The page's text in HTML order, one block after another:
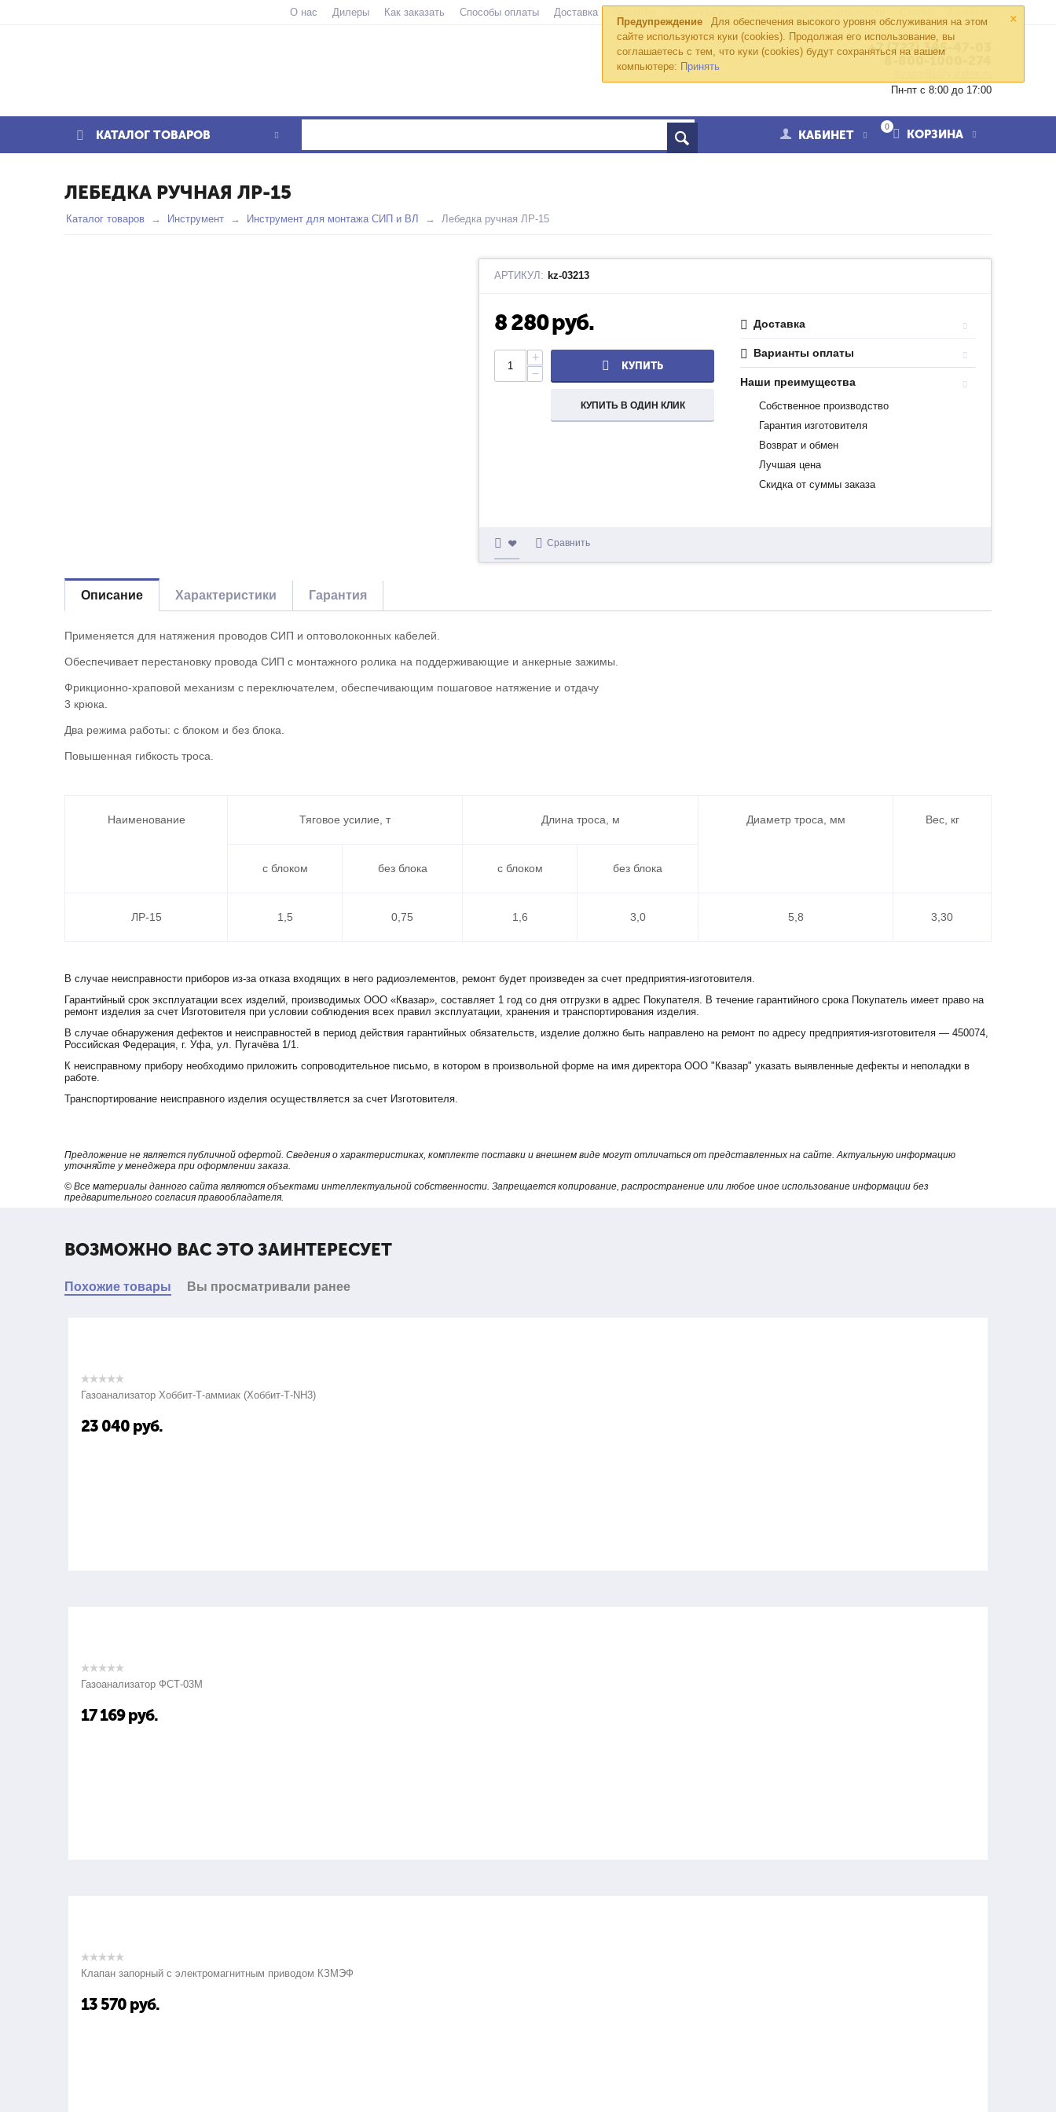
×
Предупреждение
Для обеспечения высокого уровня обслуживания на этом
сайте используются куки (cookies). Продолжая его использование, вы
соглашаетесь с тем, что куки (cookies) будут сохраняться на вашем
компьютере: Принять
О нас Дилеры Как заказать Способы оплаты Доставка
+7 (727) 345-47-03
Пн-пт с 8:00 до 17:00
КАТАЛОГ ТОВАРОВ
0
КОРЗИНА
КАБИНЕТ
ЛЕБЕДКА РУЧНАЯ ЛР-15
Каталог товаров Инструмент Инструмент для монтажа СИП и ВЛ Лебедка ручная ЛР-15
АРТИКУЛ: kz-03213
8 280руб.
+
−
КУПИТЬ
КУПИТЬ В ОДИН КЛИК
Доставка
Варианты оплаты
Наши преимущества
Собственное производство
Гарантия изготовителя
Возврат и обмен
Лучшая цена
Скидка от суммы заказа
Сравнить
Описание Характеристики Гарантия
Применяется для натяжения проводов СИП и оптоволоконных кабелей.
Обеспечивает перестановку провода СИП с монтажного ролика на поддерживающие и анкерные зажимы.
Фрикционно-храповой механизм с переключателем, обеспечивающим пошаговое натяжение и отдачу
3 крюка.
Два режима работы: с блоком и без блока.
Повышенная гибкость троса.
Наименование Тяговое усилие, т Длина троса, м Диаметр троса, мм Вес, кг
с блоком без блока с блоком без блока
ЛР-15 1,5 0,75 1,6 3,0 5,8 3,30
В случае неисправности приборов из-за отказа входящих в него радиоэлементов, ремонт будет произведен за счет предприятия-изготовителя.
Гарантийный срок эксплуатации всех изделий, производимых ООО «Квазар», составляет 1 год со дня отгрузки в адрес Покупателя. В течение гарантийного срока Покупатель имеет право на
ремонт изделия за счет Изготовителя при условии соблюдения всех правил эксплуатации, хранения и транспортирования изделия.
В случае обнаружения дефектов и неисправностей в период действия гарантийных обязательств, изделие должно быть направлено на ремонт по адресу предприятия-изготовителя — 450074,
Российская Федерация, г. Уфа, ул. Пугачёва 1/1.
К неисправному прибору необходимо приложить сопроводительное письмо, в котором в произвольной форме на имя директора ООО "Квазар" указать выявленные дефекты и неполадки в
работе.
Транспортирование неисправного изделия осуществляется за счет Изготовителя.
Предложение не является публичной офертой. Сведения о характеристиках, комплекте поставки и внешнем виде могут отличаться от представленных на сайте. Актуальную информацию
уточняйте у менеджера при оформлении заказа.
© Все материалы данного сайта являются объектами интеллектуальной собственности. Запрещается копирование, распространение или любое иное использование информации без
предварительного согласия правообладателя.
ВОЗМОЖНО ВАС ЭТО ЗАИНТЕРЕСУЕТ
Похожие товары Вы просматривали ранее
Газоанализатор Хоббит-Т-аммиак (Хоббит-Т-NH3)
23 040 руб.
Газоанализатор ФСТ-03М
17 169 руб.
Клапан запорный с электромагнитным приводом КЗМЭФ
13 570 руб.